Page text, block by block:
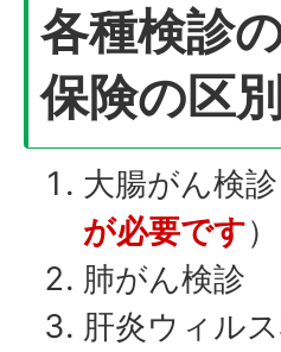
各種検診
保険の区
大腸がん
が必要です）
肺がん
肝炎ウィ